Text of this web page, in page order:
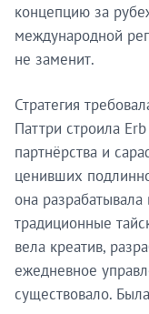
концепцию за
международной
не заменит.
Стратегия
Паттри строила
партнёрства и
ценивших
она
традиционные
вела креатив,
ежедневное
существовало.